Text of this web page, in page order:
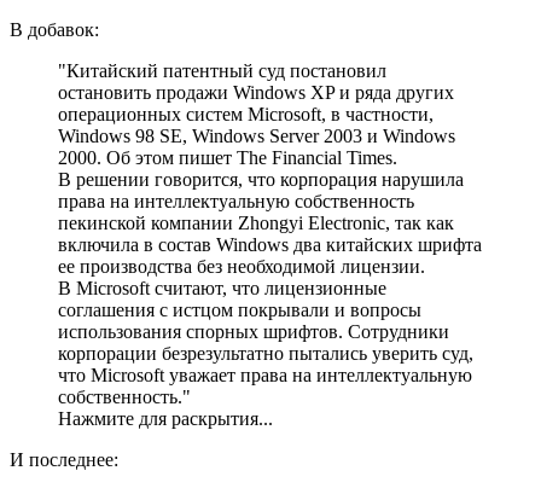
В добавок:
"Китайский патентный суд постановил
остановить продажи Windows XP и ряда других
операционных систем Microsoft, в частности,
Windows 98 SE, Windows Server 2003 и Windows
2000. Об этом пишет The Financial Times.
В решении говорится, что корпорация нарушила
права на интеллектуальную собственность
пекинской компании Zhongyi Electronic, так как
включила в состав Windows два китайских шрифта
ее производства без необходимой лицензии.
В Microsoft считают, что лицензионные
соглашения с истцом покрывали и вопросы
использования спорных шрифтов. Сотрудники
корпорации безрезультатно пытались уверить суд,
что Microsoft уважает права на интеллектуальную
собственность."
Нажмите для раскрытия...
И последнее: